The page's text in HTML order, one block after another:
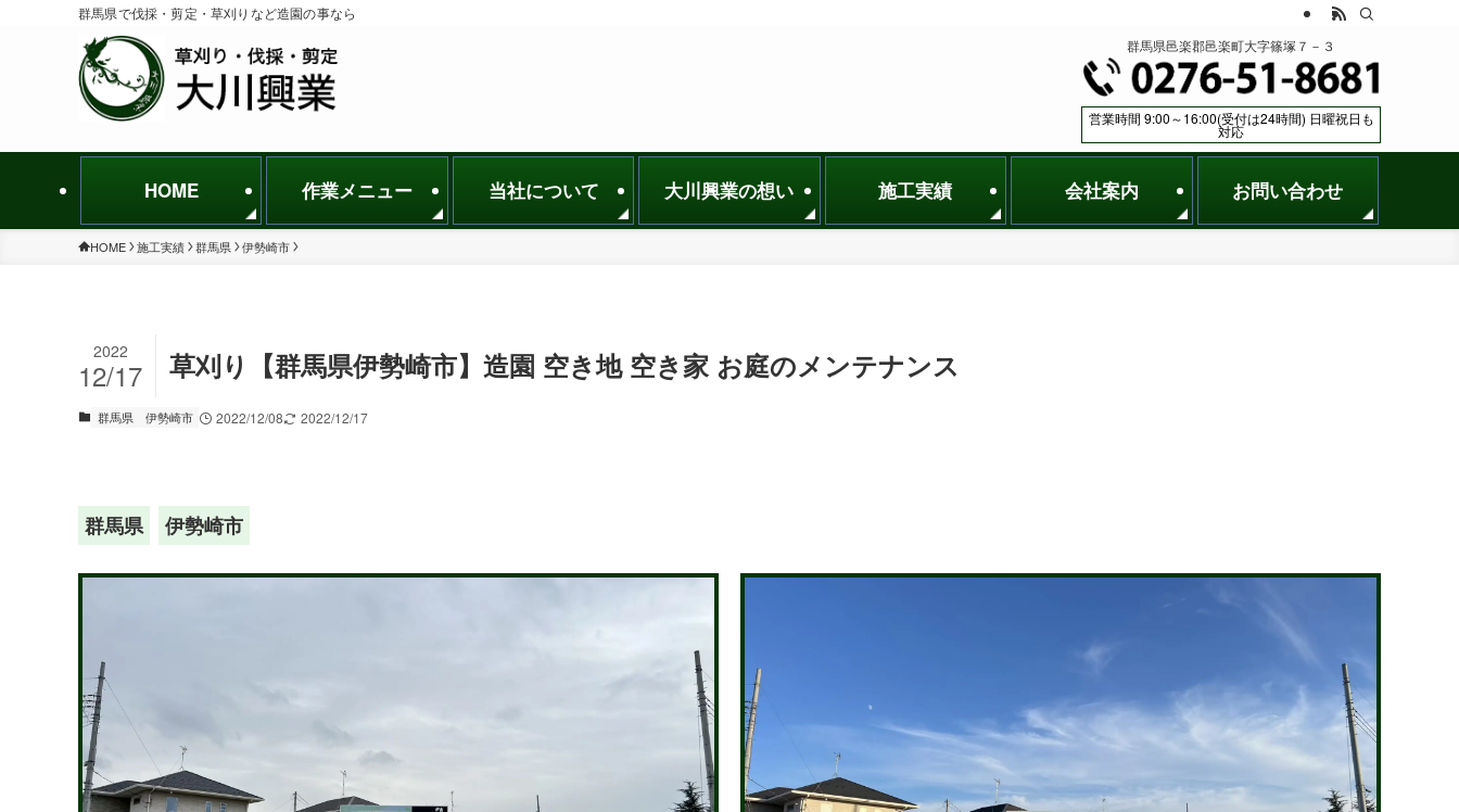
群馬県で伐採・剪定・草刈りなど造園の事なら
HOME 作業メニュー 当社について 大川興業の想い 施工実績 会社案内 お問い合わせ
群馬県邑楽郡邑楽町大字篠塚７－３
営業時間 9:00～16:00(受付は24時間) 日曜祝日も
対応
HOME 施工実績 群馬県 伊勢崎市
草刈り【群馬県伊勢崎市】造園 空き地 空き家 お庭のメンテナンス
2022
12/17
群馬県 伊勢崎市 2022/12/08 2022/12/17
群馬県 伊勢崎市